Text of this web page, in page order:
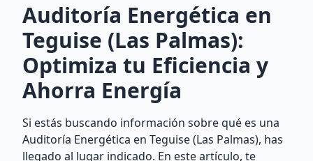
Auditoría Energética en
Teguise (Las Palmas):
Optimiza tu Eficiencia y
Ahorra Energía
Si estás buscando información sobre qué es una
Auditoría Energética en Teguise (Las Palmas), has
llegado al lugar indicado. En este artículo, te